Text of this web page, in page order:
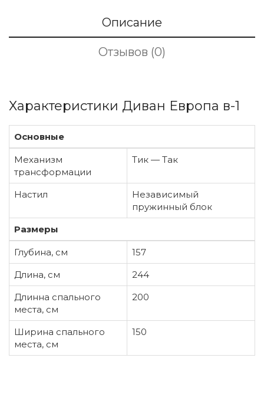
Описание
Отзывов (0)
Характеристики Диван Европа в-1
Основные
Механизм
трансформации
Тик — Так
Настил
Независимый
пружинный блок
Размеры
Глубина, см
157
Длина, см
244
Длинна спального
места, см
200
Ширина спального
места, см
150